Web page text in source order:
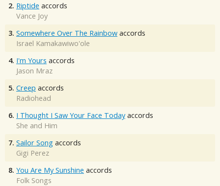
2. Riptide accords
Vance Joy
3. Somewhere Over The Rainbow accords
Israel Kamakawiwo'ole
4. I'm Yours accords
Jason Mraz
5. Creep accords
Radiohead
6. I Thought I Saw Your Face Today accords
She and Him
7. Sailor Song accords
Gigi Perez
8. You Are My Sunshine accords
Folk Songs